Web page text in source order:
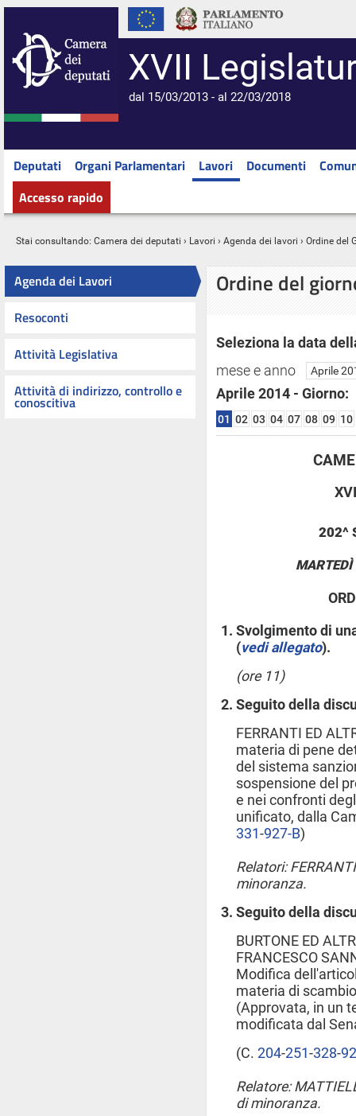
XVII
dal 15/03/2013 - al 22/03/2018
Deputati Organi Parlamentari Lavori Documenti
Accesso rapido
Stai consultando: Camera dei deputati › Lavori › Agenda dei lavori › Ordine del
Agenda dei Lavori
Resoconti
Attività Legislativa
Attività di indirizzo, controllo e
conoscitiva
Ordine del
Seleziona la data
mese e anno
Aprile 2014 - Giorno:
01 02 03 04 07 08 09 10
202^
Svolgimento di
(vedi allegato).
(ore 11)
Seguito della
FERRANTI ED
materia di pene
del sistema
sospensione del
e nei confronti
unificato, dalla
331 ​-927-B​)
Relatori:
minoranza.
Seguito della
BURTONE ED
FRANCESCO
Modifica
materia di
(Approvata, in un
modificata dal
(C. 204​-251 ​-328​-
Relatore:
di minoranza.